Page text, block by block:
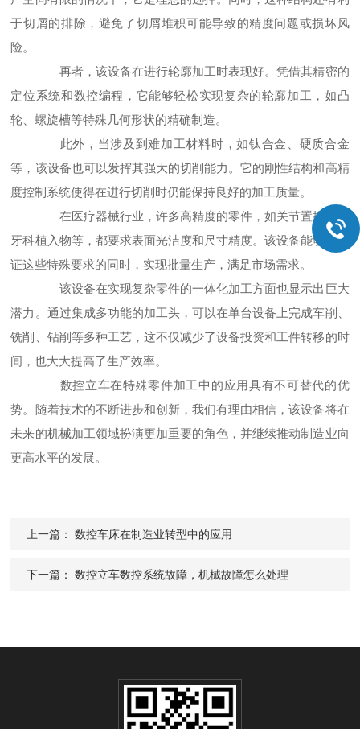
于切屑的排除，避免了切屑堆积可能导致的精度问题或损坏风
险。
再者，该设备在进行轮廓加工时表现好。凭借其精密的
定位系统和数控编程，它能够轻松实现复杂的轮廓加工，如凸
轮、螺旋槽等特殊几何形状的精确制造。
此外，当涉及到难加工材料时，如钛合金、硬质合金
等，该设备也可以发挥其强大的切削能力。它的刚性结构和高精
度控制系统使得在进行切削时仍能保持良好的加工质量。
在医疗器械行业，许多高精度的零件，如关节置换物、
牙科植入物等，都要求表面光洁度和尺寸精度。该设备能够在保
证这些特殊要求的同时，实现批量生产，满足市场需求。
该设备在实现复杂零件的一体化加工方面也显示出巨大
潜力。通过集成多功能的加工头，可以在单台设备上完成车削、
铣削、钻削等多种工艺，这不仅减少了设备投资和工件转移的时
间，也大大提高了生产效率。
数控立车在特殊零件加工中的应用具有不可替代的优
势。随着技术的不断进步和创新，我们有理由相信，该设备将在
未来的机械加工领域扮演更加重要的角色，并继续推动制造业向
更高水平的发展。
上一篇：数控车床在制造业转型中的应用
下一篇：数控立车数控系统故障，机械故障怎么处理